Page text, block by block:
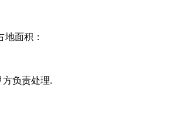
面积：
负责处理.